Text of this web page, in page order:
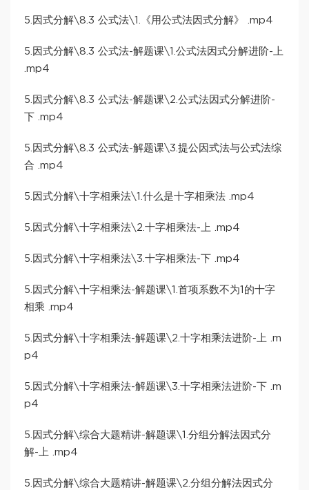
5.因式分解\8.3 公式法\1.《用公式法因式分解》 .mp4
5.因式分解\8.3 公式法-解题课\1.公式法因式分解进阶-上
.mp4
5.因式分解\8.3 公式法-解题课\2.公式法因式分解进阶-
下 .mp4
5.因式分解\8.3 公式法-解题课\3.提公因式法与公式法综
合 .mp4
5.因式分解\十字相乘法\1.什么是十字相乘法 .mp4
5.因式分解\十字相乘法\2.十字相乘法-上 .mp4
5.因式分解\十字相乘法\3.十字相乘法-下 .mp4
5.因式分解\十字相乘法-解题课\1.首项系数不为1的十字
相乘 .mp4
5.因式分解\十字相乘法-解题课\2.十字相乘法进阶-上 .m
p4
5.因式分解\十字相乘法-解题课\3.十字相乘法进阶-下 .m
p4
5.因式分解\综合大题精讲-解题课\1.分组分解法因式分
解-上 .mp4
5.因式分解\综合大题精讲-解题课\2.分组分解法因式分